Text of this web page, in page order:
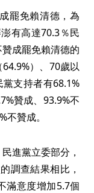
罷免賴清德，為
有高達70.3％民
成罷免賴清德的
）、70歲以
支持者有68.1%
贊成、93.9%不
贊成。
進黨立委部分，
調查結果相比，
滿意度增加5.7個